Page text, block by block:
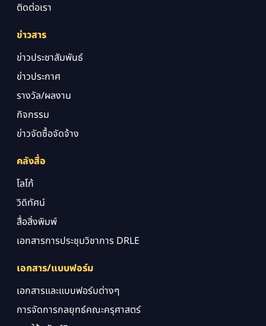
ติดต่อเรา
ข่าวสาร
ข่าวประชาสัมพันธ์
ข่าวประกาศ
รางวัล/ผลงาน
กิจกรรม
ข่าวจัดซื้อจัดจ้าง
คลังสื่อ
โลโก้
วิดิทัศน์
สื่อสิ่งพิมพ์
เอกสารการประชุมวิชาการ DRLE
เอกสาร/แบบฟอร์ม
เอกสารและแบบฟอร์มต่างๆ
การจัดการกลยุทธ์คณะครุศาสตร์